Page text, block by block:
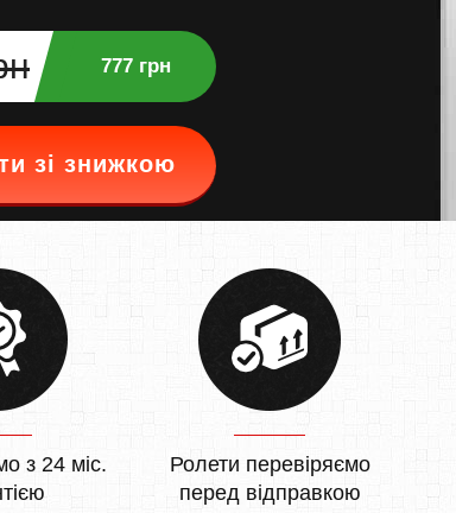
777 грн
зі знижкою
з 24 міс.
Ролети перевіряємо
перед відправкою